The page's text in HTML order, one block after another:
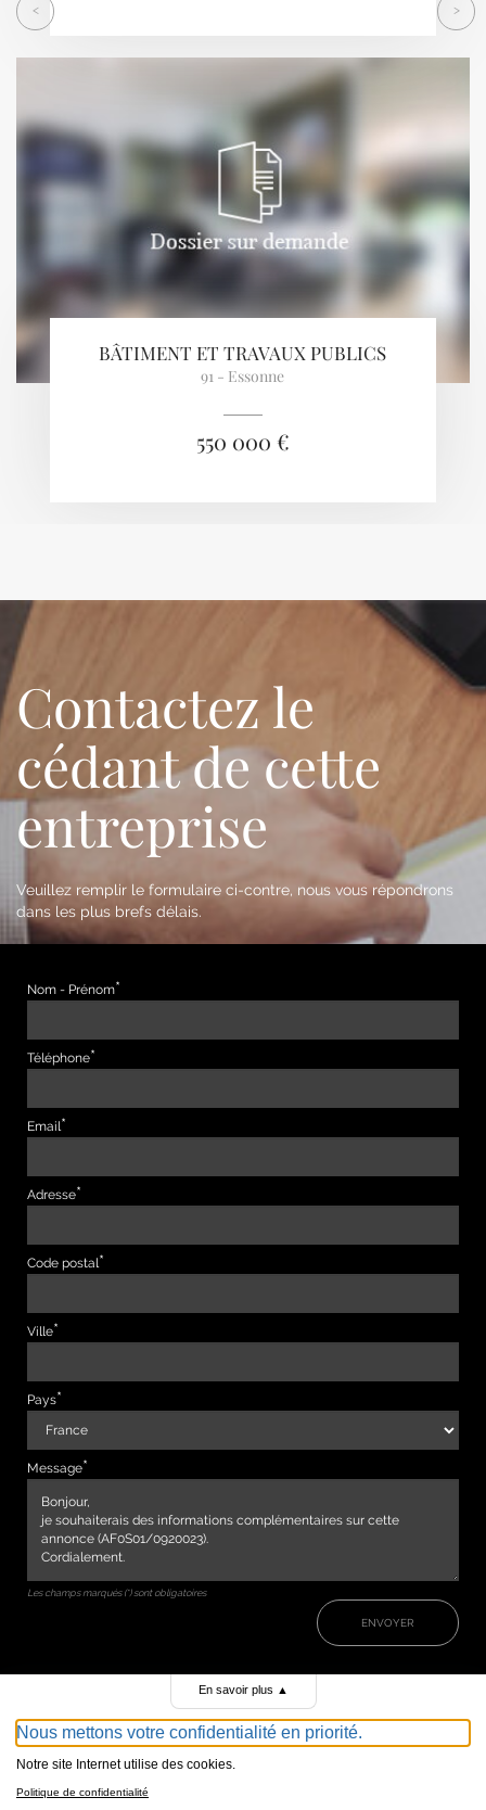
BÂTIMENT ET TRAVAUX PUBLICS
91 - Essonne
550 000 €
< >
Contactez le
cédant de cette
entreprise
Veuillez remplir le formulaire ci-contre, nous vous répondrons
dans les plus brefs délais.
Nom - Prénom
Téléphone
Email
Adresse
Code postal
Ville
Pays
Message
Les champs marqués (*) sont obligatoires
ENVOYER
En savoir plus ▲
Nous mettons votre confidentialité en priorité.
Notre site Internet utilise des cookies.
Politique de confidentialité